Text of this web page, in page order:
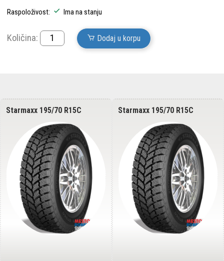
Raspoloživost: Ima na stanju
Količina: Dodaj u korpu
Starmaxx 195/70 R15C
PROWIN ST960 104/102R 8PR
Starmaxx 195/70 R15C
PROWIN ST960 104/102R 8PR